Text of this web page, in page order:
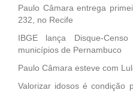
Paulo Câmara entrega
232, no Recife
IBGE lança Disque-
municípios de Pernambuco
Paulo Câmara esteve com
Valorizar idosos é condição